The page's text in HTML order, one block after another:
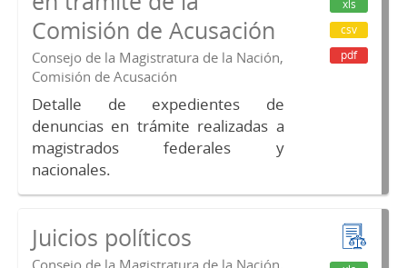
Comisión de Acusación
Consejo de la Magistratura de la Nación,
Comisión de Acusación
Detalle de expedientes de
denuncias en trámite realizadas a
magistrados federales y
nacionales.
xls
csv
pdf
Juicios políticos